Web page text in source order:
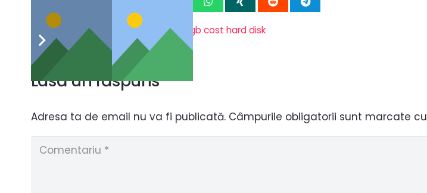
Căutări prin cuvinte cheie: disk 1981 gb cost hard disk
Lasă un răspuns
Adresa ta de email nu va fi publicată. Câmpurile obligatorii sunt marcate cu